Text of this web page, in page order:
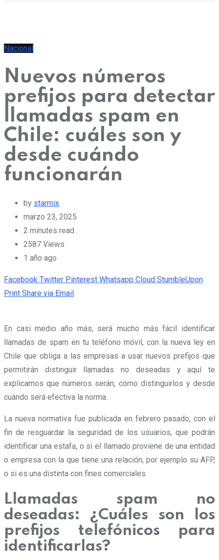
Nacional
Nuevos números
prefijos para detectar
llamadas spam en
Chile: cuáles son y
desde cuándo
funcionarán
by starmix
marzo 23, 2025
2 minutes read
2587 Views
1 año ago
Facebook Twitter Pinterest Whatsapp Cloud StumbleUpon
Print Share via Email
En casi medio año más, será mucho más fácil identificar
llamadas de spam en tu teléfono móvil, con la nueva ley en
Chile que obliga a las empresas a usar nuevos prefijos que
permitirán distinguir llamadas no deseadas y aquí te
explicamos que números serán, cómo distinguirlos y desde
cuándo será efectiva la norma.
La nueva normativa fue publicada en febrero pasado, con el
fin de resguardar la seguridad de los usuarios, que podrán
identificar una estafa, o si el llamado proviene de una entidad
o empresa con la que tiene una relación, por ejemplo su AFP,
o si es una distinta con fines comerciales.
Llamadas spam no
deseadas: ¿Cuáles son los
prefijos telefónicos para
identificarlas?